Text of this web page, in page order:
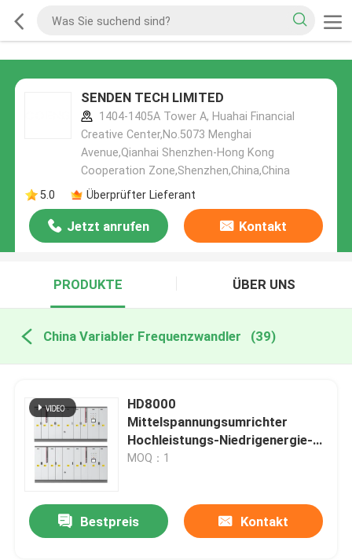
SENDEN TECH LIMITED
1404-1405A Tower A, Huahai Financial
Creative Center,No.5073 Menghai
Avenue,Qianhai Shenzhen-Hong Kong
Cooperation Zone,Shenzhen,China,China
5.0
Überprüfter Lieferant
Jetzt anrufen Kontakt
PRODUKTE ÜBER UNS
China Variabler Frequenzwandler (39)
HD8000
Mittelspannungsumrichter
Hochleistungs-Niedrigenergie-
VFD-Lösung
MOQ：1
Bestpreis Kontakt